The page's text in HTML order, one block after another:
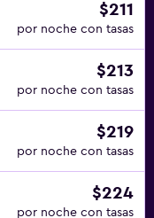
$211
por noche con tasas
$213
por noche con tasas
$219
por noche con tasas
$224
por noche con tasas